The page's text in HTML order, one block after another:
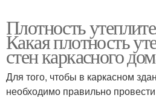
Плотность
Какая плотность
стен каркасного
Для того, чтобы в каркасном
необходимо правильно